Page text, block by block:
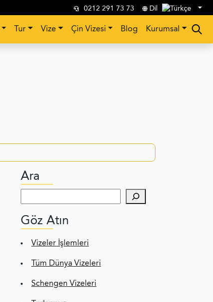
0212 291 73 73 Dil
Tur Vize Çin Vizesi Blog Kurumsal
Ara
Göz Atın
Vizeler İşlemleri
Tüm Dünya Vizeleri
Schengen Vizeleri